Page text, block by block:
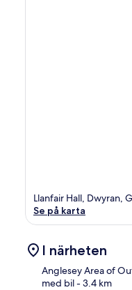
Llanfair Hall, Dwyran,
Se på karta
I närheten
Anglesey Area of
med bil- 3.4 km